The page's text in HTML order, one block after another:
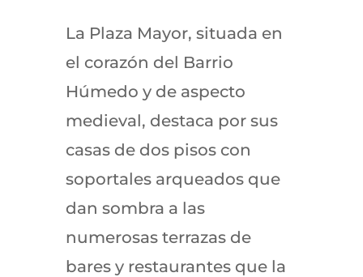
La Plaza Mayor, situada en
el corazón del Barrio
Húmedo y de aspecto
medieval, destaca por sus
casas de dos pisos con
soportales arqueados que
dan sombra a las
numerosas terrazas de
bares y restaurantes que la